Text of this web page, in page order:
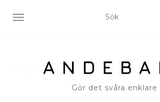
SLÅ PÅ/AV NAVIGERING
Gör det svåra enklare